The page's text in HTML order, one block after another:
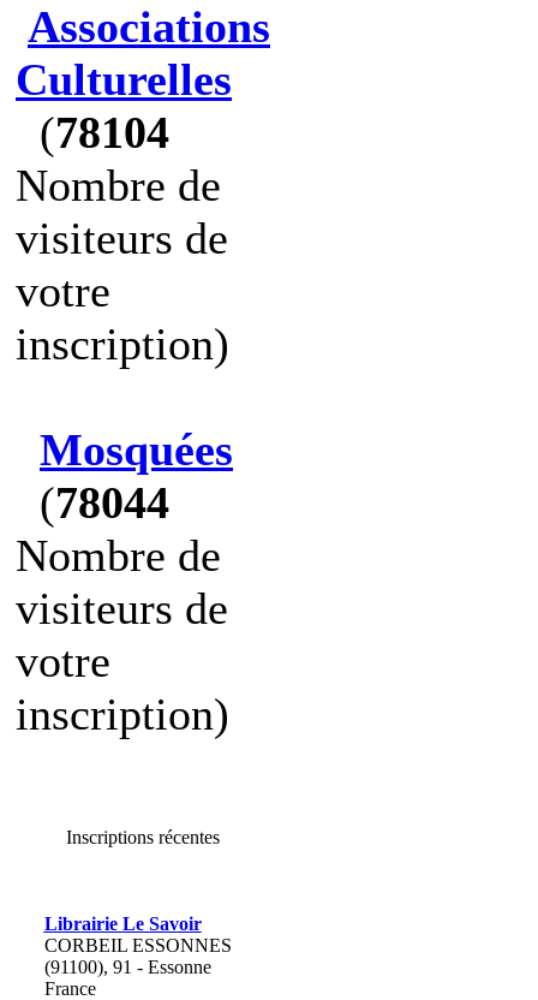
Associations
Culturelles
(78104
Nombre de
visiteurs de
votre
inscription)
Mosquées
(78044
Nombre de
visiteurs de
votre
inscription)
Inscriptions récentes
Librairie Le Savoir
CORBEIL ESSONNES
(91100), 91 - Essonne
France